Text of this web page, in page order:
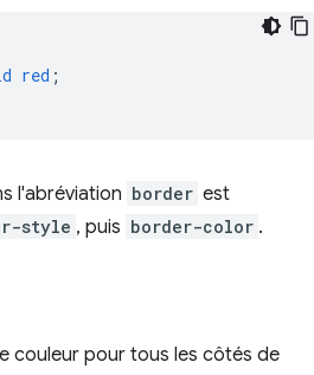
red ;
l'abréviation border est
style , puis border-color .
couleur pour tous les côtés de